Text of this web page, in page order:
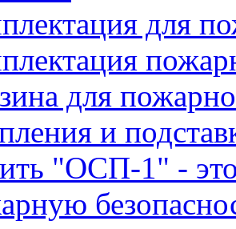
для
для
и
"ОСП-1" - это